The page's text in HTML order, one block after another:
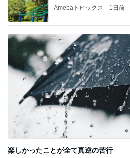
Amebaトピックス 1日前
楽しかったことが全て真逆の苦行